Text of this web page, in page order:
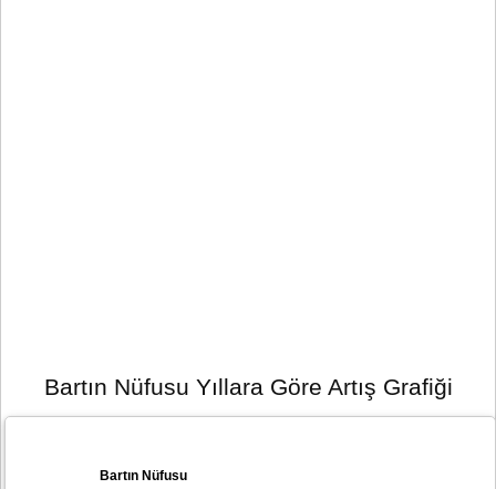
Bartın Nüfusu Yıllara Göre Artış Grafiği
Bartın Nüfusu